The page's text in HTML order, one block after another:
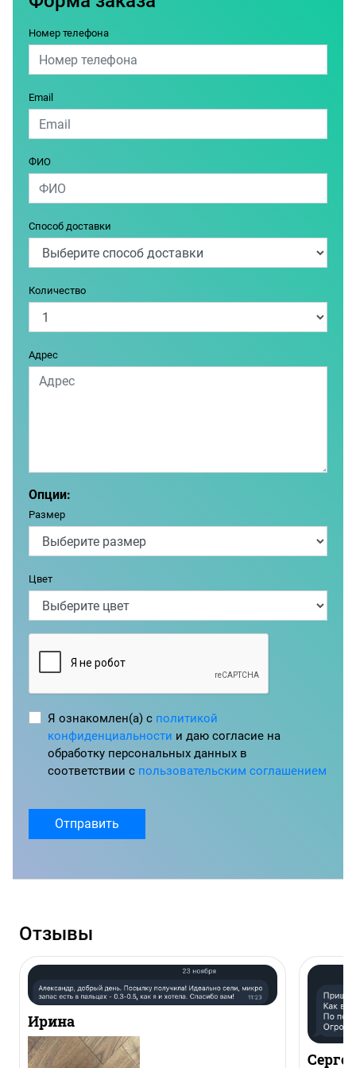
Номер телефона
Email
ФИО
Способ доставки
Количество
Адрес
Опции:
Размер
Цвет
Я ознакомлен(а) с политикой
конфиденциальности и даю согласие на
обработку персональных данных в
соответствии с пользовательским соглашением
Отправить
Отзывы
Ирина